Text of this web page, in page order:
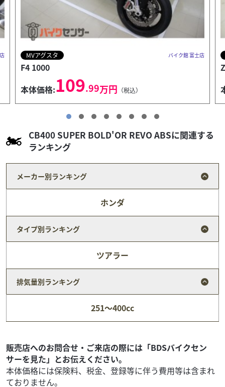
カワサキ バイク館 富士店
Z650RS
本体価格:82.99万円 （税込）
MVアグスタ バイク館 富士店
F4 1000
本体価格:109.99万円（税込）
CB400 SUPER BOLD'OR REVO ABSに関連する
ランキング
メーカー別ランキング
ホンダ
タイプ別ランキング
ツアラー
排気量別ランキング
251～400cc
販売店へのお問合せ・ご来店の際には「BDSバイクセン
サーを見た」とお伝えください。
本体価格には保険料、税金、登録等に伴う費用等は含まれ
ておりません。